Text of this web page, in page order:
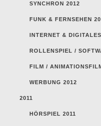
SYNCHRON 2012
FUNK & FERNSEHEN
INTERNET &
ROLLENSPIEL /
FILM /
WERBUNG 2012
2011
HÖRSPIEL 2011